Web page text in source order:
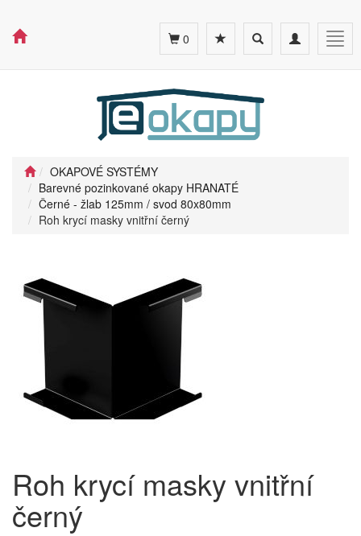
Toggle
navigation
Toggle
search
0
OKAPOVÉ SYSTÉMY
Barevné pozinkované okapy HRANATÉ
Černé - žlab 125mm / svod 80x80mm
Roh krycí masky vnitřní černý
Roh krycí masky vnitřní
černý